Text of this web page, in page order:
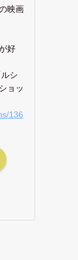
映画
好
シ
ョッ
136